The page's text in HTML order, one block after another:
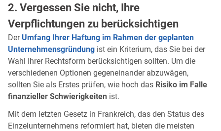
2. Vergessen Sie nicht, Ihre
Verpflichtungen zu berücksichtigen
Der Umfang Ihrer Haftung im Rahmen der geplanten
Unternehmensgründung ist ein Kriterium, das Sie bei der
Wahl Ihrer Rechtsform berücksichtigen sollten. Um die
verschiedenen Optionen gegeneinander abzuwägen,
sollten Sie als Erstes prüfen, wie hoch das Risiko im Falle
finanzieller Schwierigkeiten ist.
Mit dem letzten Gesetz in Frankreich, das den Status des
Einzelunternehmens reformiert hat, bieten die meisten